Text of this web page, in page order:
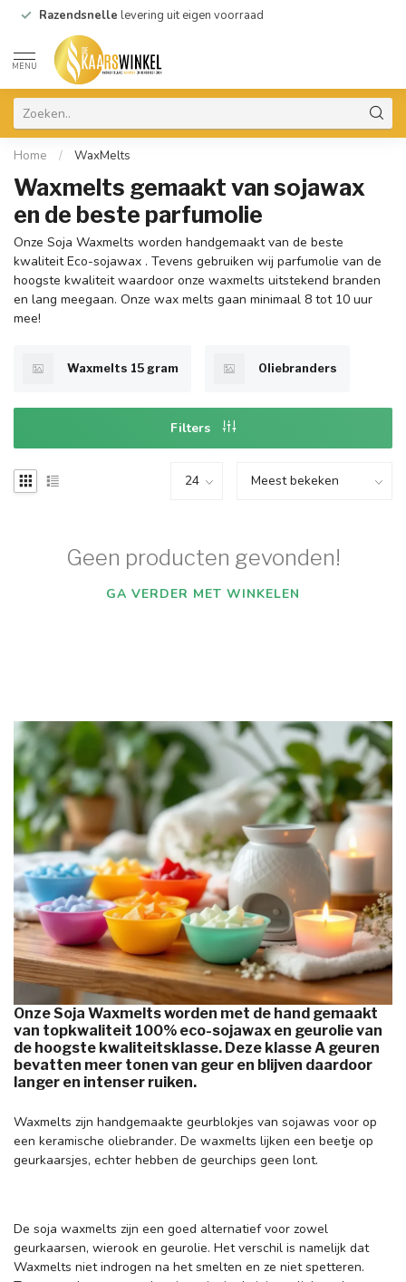
Razendsnelle levering uit eigen voorraad
MENU
Home / WaxMelts
Waxmelts gemaakt van sojawax
en de beste parfumolie
Onze Soja Waxmelts worden handgemaakt van de beste
kwaliteit Eco-sojawax . Tevens gebruiken wij parfumolie van de
hoogste kwaliteit waardoor onze waxmelts uitstekend branden
en lang meegaan. Onze wax melts gaan minimaal 8 tot 10 uur
mee!
Waxmelts 15 gram Oliebranders
Filters
Geen producten gevonden!
GA VERDER MET WINKELEN
Onze Soja Waxmelts worden met de hand gemaakt
van topkwaliteit 100% eco-sojawax en geurolie van
de hoogste kwaliteitsklasse. Deze klasse A geuren
bevatten meer tonen van geur en blijven daardoor
langer en intenser ruiken.
Waxmelts zijn handgemaakte geurblokjes van sojawas voor op
een keramische oliebrander. De waxmelts lijken een beetje op
geurkaarsjes, echter hebben de geurchips geen lont.
De soja waxmelts zijn een goed alternatief voor zowel
geurkaarsen, wierook en geurolie. Het verschil is namelijk dat
Waxmelts niet indrogen na het smelten en ze niet spetteren.